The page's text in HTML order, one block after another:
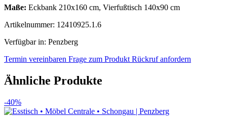
Maße: Eckbank 210x160 cm, Vierfußtisch 140x90 cm
Artikelnummer: 12410925.1.6
Verfügbar in: Penzberg
Termin vereinbaren Frage zum Produkt Rückruf anfordern
Ähnliche Produkte
-40%